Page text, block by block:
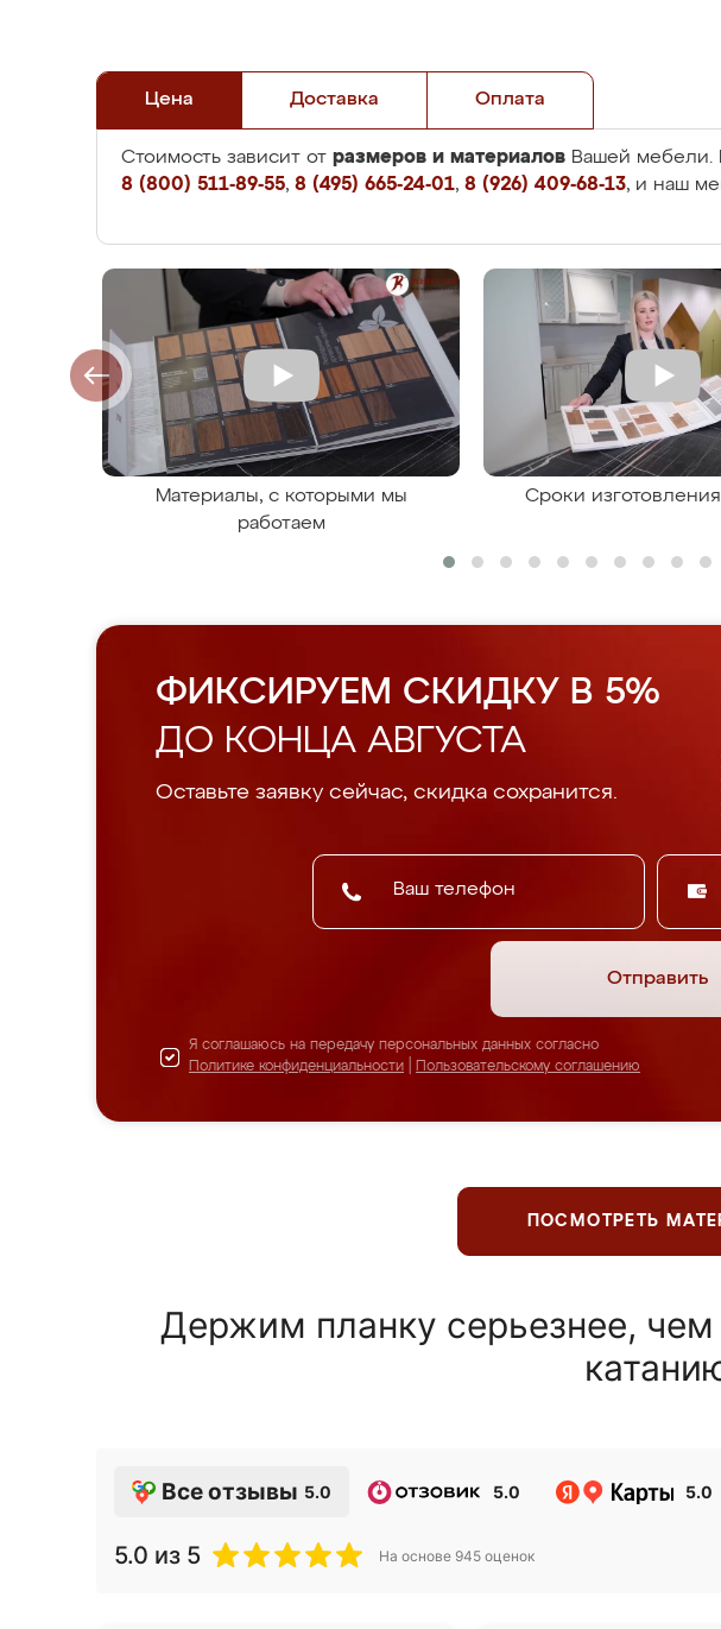
Цена Доставка Оплата
Стоимость зависит от размеров и материалов Вашей мебели.
8 (800) 511-89-55, 8 (495) 665-24-01, 8 (926) 409-68-13, и наш
Материалы, с которыми мы
работаем
Сроки
ФИКСИРУЕМ СКИДКУ В 5%
ДО КОНЦА АВГУСТА
Оставьте заявку сейчас, скидка сохранится.
Отправить
Я соглашаюсь на передачу персональных данных согласно
Политике конфиденциальности
Пользовательскому соглашению
ПОСМОТРЕТЬ
Держим планку серьезнее,
Все отзывы 5.0 5.0 5.0
5.0 из 5 На основе 945 оценок